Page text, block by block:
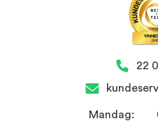
22
Mandag: